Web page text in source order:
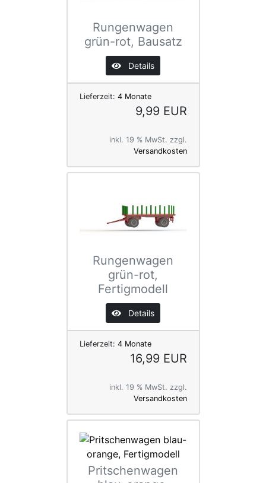
Rungenwagen
grün-rot, Bausatz
Details
Lieferzeit: 4 Monate
9,99 EUR
inkl. 19 % MwSt. zzgl.
Versandkosten
Rungenwagen
grün-rot,
Fertigmodell
Details
Lieferzeit: 4 Monate
16,99 EUR
inkl. 19 % MwSt. zzgl.
Versandkosten
Pritschenwagen